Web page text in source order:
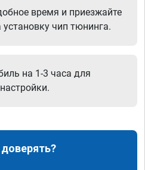
время и приезжайте
чип тюнинга.
на 1-3 часа для